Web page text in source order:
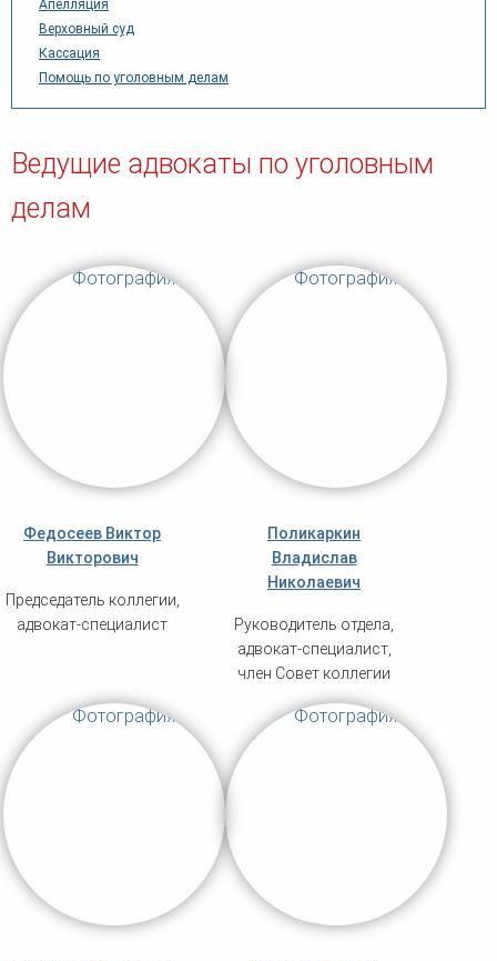
Апелляция
Верховный суд
Кассация
Помощь по уголовным делам
Ведущие адвокаты по уголовным
делам
Федосеев Виктор
Викторович
Председатель коллегии,
адвокат-специалист
Поликаркин
Владислав
Николаевич
Руководитель отдела,
адвокат-специалист,
член Совет коллегии